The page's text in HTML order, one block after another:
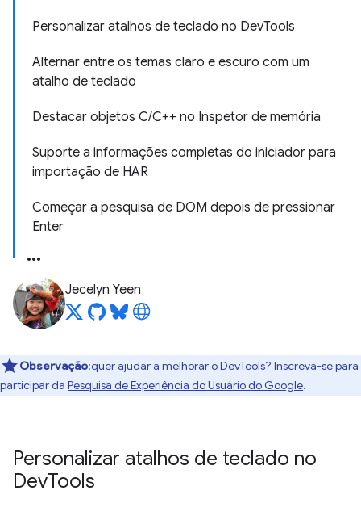
Personalizar atalhos de teclado no DevTools
Alternar entre os temas claro e escuro com um
atalho de teclado
Destacar objetos C/C++ no Inspetor de memória
Suporte a informações completas do iniciador para
importação de HAR
Começar a pesquisa de DOM depois de pressionar
Enter
Jecelyn Yeen
Observação:quer ajudar a melhorar o DevTools? Inscreva-se para
participar da Pesquisa de Experiência do Usuário do Google.
Personalizar atalhos de teclado no
DevTools